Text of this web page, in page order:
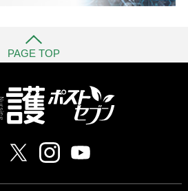
PAGE TOP